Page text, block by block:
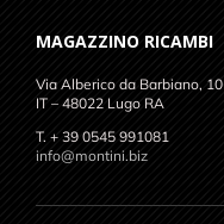
MAGAZZINO RICAMBI
Via Alberico da Barbiano, 10
IT – 48022 Lugo RA
T. + 39 0545 991081
info@montini.biz